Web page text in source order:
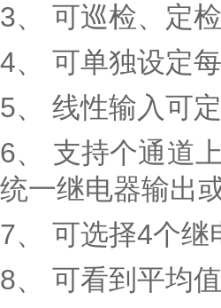
3、 可巡检、定
4、 可单独设定每
5、 线性输入可
6、 支持个通道
统一继电器输出
7、 可选择4个
8、 可看到平均